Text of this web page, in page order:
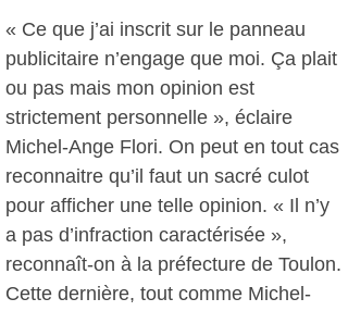
« Ce que j’ai inscrit sur le panneau
publicitaire n’engage que moi. Ça plait
ou pas mais mon opinion est
strictement personnelle », éclaire
Michel-Ange Flori. On peut en tout cas
reconnaitre qu’il faut un sacré culot
pour afficher une telle opinion. « Il n’y
a pas d’infraction caractérisée »,
reconnaît-on à la préfecture de Toulon.
Cette dernière, tout comme Michel-